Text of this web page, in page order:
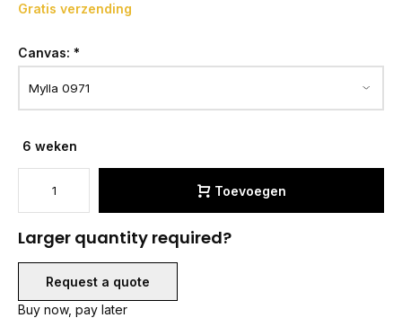
Gratis verzending
Canvas: *
6 weken
Toevoegen
Larger quantity required?
Request a quote
Buy now, pay later